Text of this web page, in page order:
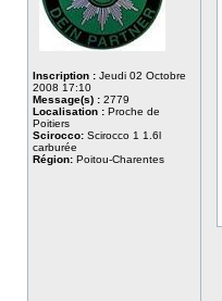
Inscription : Jeudi 02 Octobre
2008 17:10
Message(s) : 2779
Localisation : Proche de
Poitiers
Scirocco: Scirocco 1 1.6l
carburée
Région: Poitou-Charentes